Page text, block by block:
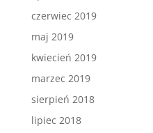
czerwiec 2019
maj 2019
kwiecień 2019
marzec 2019
sierpień 2018
lipiec 2018